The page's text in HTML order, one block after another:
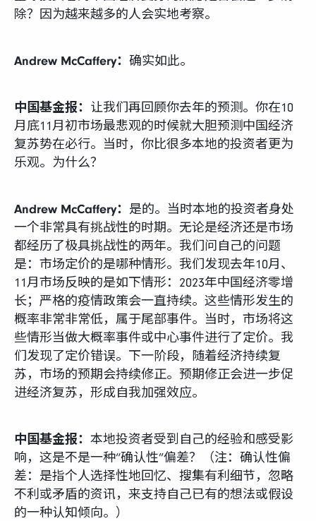
除？因为越来越多的人会实地考察。
Andrew McCaffery： 确实如此。
中国基金报： 让我们再回顾你去年的预测。你在10
月底11月初市场最悲观的时候就大胆预测中国经济
复苏势在必行。当时，你比很多本地的投资者更为
乐观。为什么？
Andrew McCaffery： 是的。当时本地的投资者身处
一个非常具有挑战性的时期。无论是经济还是市场
都经历了极具挑战性的两年。我们问自己的问题
是：市场定价的是哪种情形。我们发现去年10月、
11月市场反映的是如下情形：2023年中国经济零增
长；严格的疫情政策会一直持续。这些情形发生的
概率非常非常低，属于尾部事件。当时，市场将这
些情形当做大概率事件或中心事件进行了定价。我
们发现了定价错误。下一阶段，随着经济持续复
苏，市场的预期会持续修正。预期修正会进一步促
进经济复苏，形成自我加强效应。
中国基金报： 本地投资者受到自己的经验和感受影
响，这是不是一种“确认性”偏差？（注：确认性偏
差：是指个人选择性地回忆、搜集有利细节，忽略
不利或矛盾的资讯，来支持自己已有的想法或假设
的一种认知倾向。）